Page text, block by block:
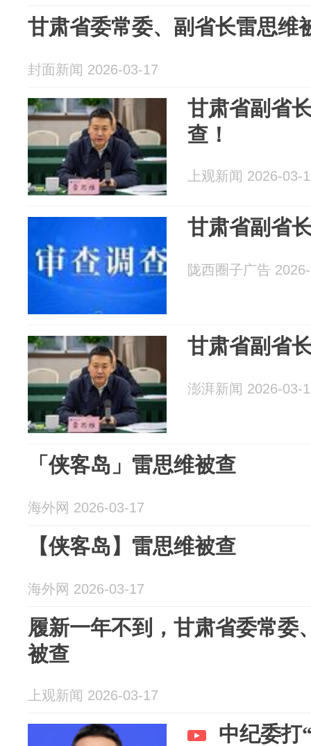
甘肃省委常委、副省长雷思维
封面新闻 2026-03-17
甘肃省副省
查！
上观新闻 2026-03-
甘肃省副省
陇西圈子广告
甘肃省副省
澎湃新闻 2026-03-
「侠客岛」雷思维被查
海外网 2026-03-17
【侠客岛】雷思维被查
海外网 2026-03-17
履新一年不到，甘肃省委常委
被查
上观新闻 2026-03-17
中纪委打